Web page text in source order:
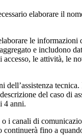
elaborare il
le informazioni
e includono
le attività, le
del caso di
4 anni.
i canali di
fino a